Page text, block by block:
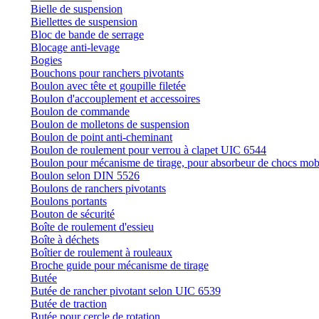
Bielle de suspension
Biellettes de suspension
Bloc de bande de serrage
Blocage anti-levage
Bogies
Bouchons pour ranchers pivotants
Boulon avec tête et goupille filetée
Boulon d'accouplement et accessoires
Boulon de commande
Boulon de molletons de suspension
Boulon de point anti-cheminant
Boulon de roulement pour verrou à clapet UIC 6544
Boulon pour mécanisme de tirage, pour absorbeur de chocs
Boulon selon DIN 5526
Boulons de ranchers pivotants
Boulons portants
Bouton de sécurité
Boîte de roulement d'essieu
Boîte à déchets
Boîtier de roulement à rouleaux
Broche guide pour mécanisme de tirage
Butée
Butée de rancher pivotant selon UIC 6539
Butée de traction
Butée pour cercle de rotation